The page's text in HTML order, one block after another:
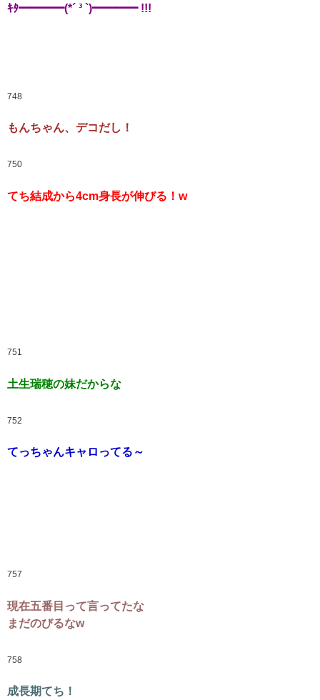
ｷﾀ━━━━(*´ ³ `)━━━━ !!!
748
もんちゃん、デコだし！
750
てち結成から4cm身長が伸びる！w
751
土生瑞穂の妹だからな
752
てっちゃんキャロってる～
757
現在五番目って言ってたな
まだのびるなw
758
成長期てち！